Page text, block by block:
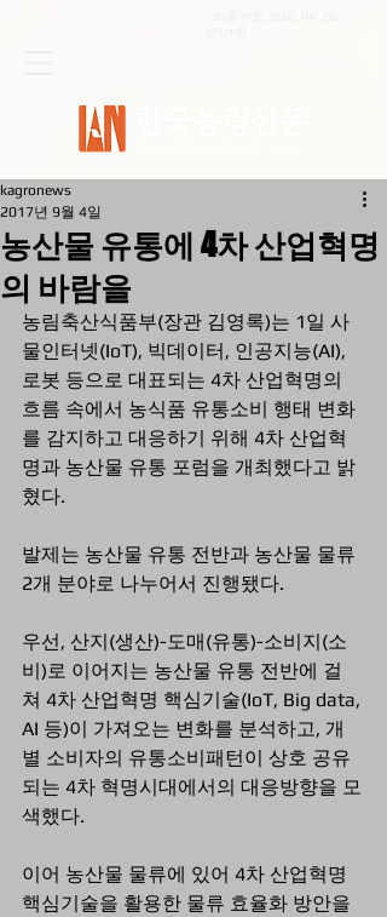
농산물 유통에 4차 산업혁명
의 바람을
kagronews
2017년 9월 4일
농림축산식품부(장관 김영록)는 1일 사
물인터넷(IoT), 빅데이터, 인공지능(AI),
로봇 등으로 대표되는 4차 산업혁명의
흐름 속에서 농식품 유통소비 행태 변화
를 감지하고 대응하기 위해 4차 산업혁
명과 농산물 유통 포럼을 개최했다고 밝
혔다.
발제는 농산물 유통 전반과 농산물 물류
2개 분야로 나누어서 진행됐다.
우선, 산지(생산)-도매(유통)-소비지(소
비)로 이어지는 농산물 유통 전반에 걸
쳐 4차 산업혁명 핵심기술(IoT, Big data,
AI 등)이 가져오는 변화를 분석하고, 개
별 소비자의 유통소비패턴이 상호 공유
되는 4차 혁명시대에서의 대응방향을 모
색했다.
이어 농산물 물류에 있어 4차 산업혁명
핵심기술을 활용한 물류 효율화 방안을